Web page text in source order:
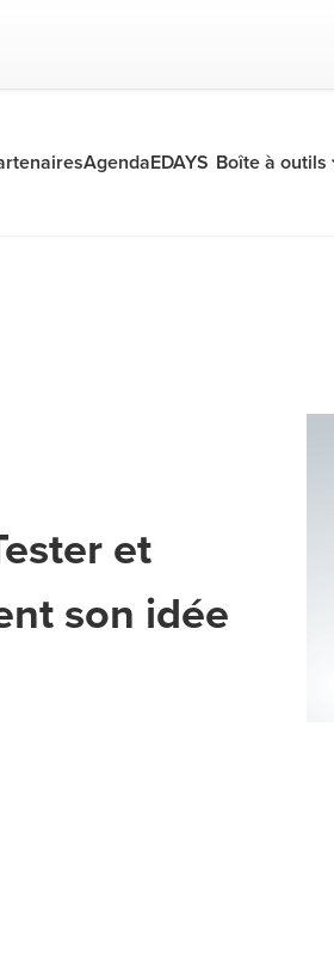
AgendaEDAYS Boîte à outils
et
son idée